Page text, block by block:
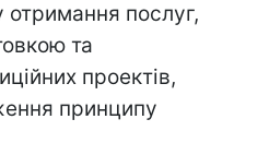
отримання послуг,
та
проектів,
принципу